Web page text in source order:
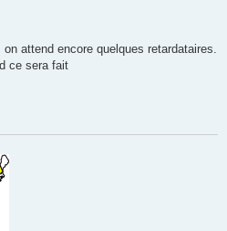
attend encore quelques retardataires.
ce sera fait